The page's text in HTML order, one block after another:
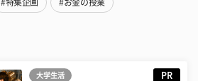
#特集企画 #お金の授業
大学生活 PR